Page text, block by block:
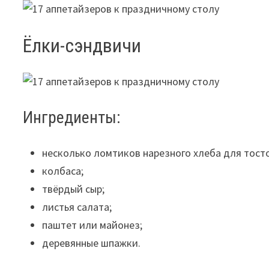
Ёлки-сэндвичи
Ингредиенты:
несколько ломтиков нарезного хлеба для
колбаса;
твёрдый сыр;
листья салата;
паштет или майонез;
деревянные шпажки.